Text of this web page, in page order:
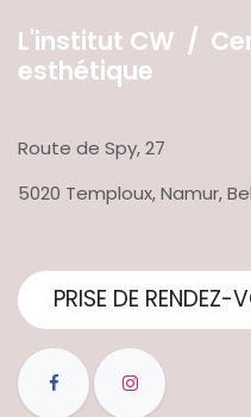
L'institut CW /
esthétique
Route de Spy, 27
5020 Temploux, Namur,
PRISE DE RENDEZ-